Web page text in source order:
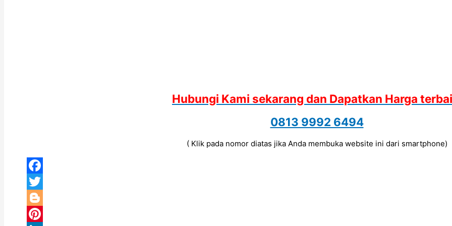
Hubungi Kami sekarang dan Dapatkan Harga
0813 9992 6494
( Klik pada nomor diatas jika Anda membuka website ini dari smartphone)
Facebook
Twitter
Blogger